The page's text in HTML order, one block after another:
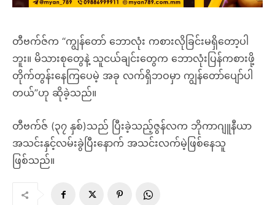
တီဗက်ဇ်က “ကျွန်တော် ဘောလုံး ကစားလိုခြင်းမရှိတော့ပါ
ဘူး။ မိသားစုတွေနဲ့ သူငယ်ချင်းတွေက ဘောလုံးပြန်ကစားဖို့
တိုက်တွန်းနေကြပေမဲ့ အခု လက်ရှိဘဝမှာ ကျွန်တော်ပျော်ပါ
တယ်”ဟု ဆိုခဲ့သည်။
တီဗက်ဇ် (၃၇ နှစ်)သည် ပြီးခဲ့သည့်ဇွန်လက ဘိုကာဂျူနီယာ
အသင်းနှင့်လမ်းခွဲပြီးနောက် အသင်းလက်မဲ့ဖြစ်နေသူ
ဖြစ်သည်။